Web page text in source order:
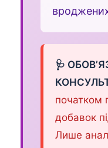
🩺
початком
добавок
Лише